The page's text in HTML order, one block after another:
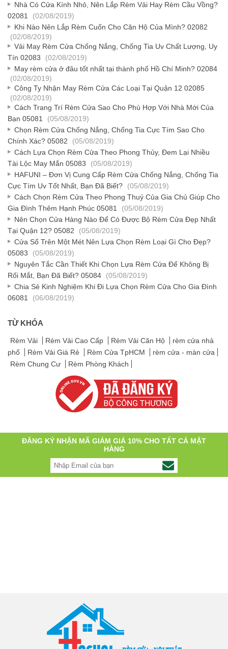
Nhà Có Cửa Kính Nhỏ, Nên Lắp Rèm Vải Hay Rèm Cầu Vồng?
02081
(02/08/2019)
Khi Nào Nên Lắp Rèm Cuốn Cho Căn Hộ Của Mình? 02082
(02/08/2019)
Vải May Rèm Cửa Chống Nắng, Chống Tia Uv Chất Lượng, Uy
Tín 02083
(02/08/2019)
May rèm cửa ở đâu tốt nhất tại thành phố Hồ Chí Minh? 02084
(02/08/2019)
Công Ty Nhận May Rèm Cửa Các Loại Tại Quận 12 02085
(02/08/2019)
Cách Trang Trí Rèm Cửa Sao Cho Phù Hợp Với Nhà Mới Của
Bạn 05081
(05/08/2019)
Chọn Rèm Cửa Chống Nắng, Chống Tia Cực Tím Sao Cho
Chính Xác? 05082
(05/08/2019)
Cách Lựa Chọn Rèm Cửa Theo Phong Thủy, Đem Lại Nhiều
Tài Lộc May Mắn 05083
(05/08/2019)
HAFUNI – Đơn Vị Cung Cấp Rèm Cửa Chống Nắng, Chống Tia
Cực Tím Uv Tốt Nhất, Bạn Đã Biết?
(05/08/2019)
Cách Chọn Rèm Cửa Theo Phong Thuỷ Của Gia Chủ Giúp Cho
Gia Đình Thêm Hạnh Phúc 05081
(05/08/2019)
Nên Chọn Cửa Hàng Nào Để Có Được Bộ Rèm Cửa Đẹp Nhất
Tại Quận 12? 05082
(05/08/2019)
Cửa Sổ Trên Một Mét Nên Lựa Chọn Rèm Loại Gì Cho Đẹp?
05083
(05/08/2019)
Nguyên Tắc Cần Thiết Khi Chọn Lựa Rèm Cửa Để Không Bị
Rối Mắt, Bạn Đã Biết? 05084
(05/08/2019)
Chia Sẻ Kinh Nghiệm Khi Đi Lựa Chọn Rèm Cửa Cho Gia Đình
06081
(06/08/2019)
TỪ KHÓA
Rèm Vải Rèm Vải Cao Cấp Rèm Vải Căn Hộ
rèm cửa nhà
phố
Rèm Vải Giá Rẻ Rèm Cửa TpHCM
rèm cửa - màn cửa
Rèm Chung Cư
Rèm Phòng Khách
ĐĂNG KÝ NHẬN MÃ GIẢM GIÁ 10% CHO TẤT CẢ MẶT
HÀNG